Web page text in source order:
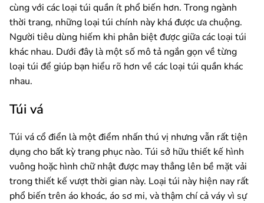
cùng với các loại túi quần ít phổ biến hơn. Trong ngành
thời trang, những loại túi chính này khá được ưa chuộng.
Người tiêu dùng hiếm khi phân biệt được giữa các loại túi
khác nhau. Dưới đây là một số mô tả ngắn gọn về từng
loại túi để giúp bạn hiểu rõ hơn về các loại túi quần khác
nhau.
Túi vá
Túi vá cổ điển là một điểm nhấn thú vị nhưng vẫn rất tiện
dụng cho bất kỳ trang phục nào. Túi sở hữu thiết kế hình
vuông hoặc hình chữ nhật được may thẳng lên bề mặt vải
trong thiết kế vượt thời gian này. Loại túi này hiện nay rất
phổ biến trên áo khoác, áo sơ mi, và thậm chí cả váy vì sự